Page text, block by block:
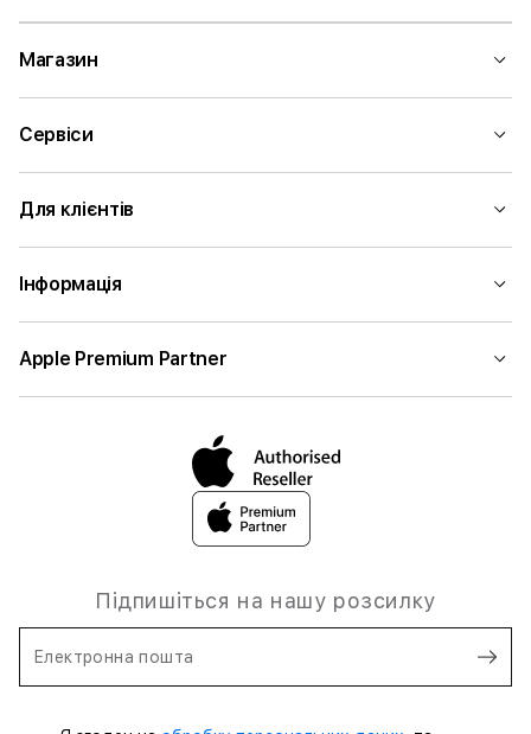
Магазин
Сервіси
Для клієнтів
Інформація
Apple Premium Partner
Підпишіться на нашу розсилку
Електронна пошта